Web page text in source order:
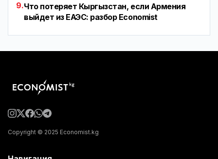
9.Что потеряет Кыргызстан, если Армения
выйдет из ЕАЭС: разбор Economist
Copyright © 2025 Economist.kg